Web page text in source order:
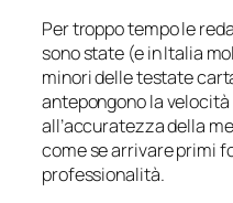
Per troppo tempo le
sono state (e in Italia
minori delle testate
antepongono la
all’accuratezza della
come searrivare primi
professionalità.